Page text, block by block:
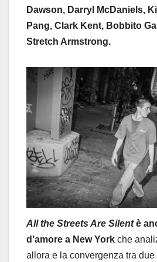
Dawson, Darryl McDaniels,
Pang, Clark Kent, Bobbito
Stretch Armstrong.
All the Streets Are Silentè
d’amore a New York che
allora e la convergenza tra